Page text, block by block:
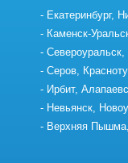
Екатеринбург,
Каменск-
Североуральск,
Серов,
Ирбит,
Невьянск,
Верхняя